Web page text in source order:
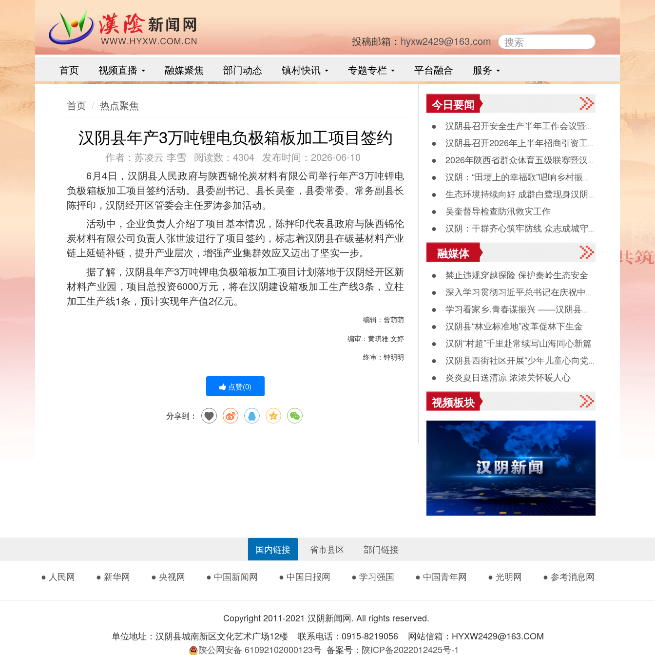
投稿邮箱： hyxw2429@163.com
首页 视频直播 融媒聚焦 部门动态 镇村快讯 专题专栏 平台融合 服务
首页 热点聚焦
汉阴县年产3万吨锂电负极箱板加工项目签约
作者：苏凌云 李雪 阅读数：4304 发布时间：2026-06-10
6月4日，汉阴县人民政府与陕西锦伦炭材料有限公司举行年产3万吨锂电
负极箱板加工项目签约活动。县委副书记、县长吴奎，县委常委、常务副县长
陈抨印，汉阴经开区管委会主任罗涛参加活动。
活动中，企业负责人介绍了项目基本情况，陈抨印代表县政府与陕西锦伦
炭材料有限公司负责人张世波进行了项目签约，标志着汉阴县在碳基材料产业
链上延链补链，提升产业层次，增强产业集群效应又迈出了坚实一步。
据了解，汉阴县年产3万吨锂电负极箱板加工项目计划落地于汉阴经开区新
材料产业园，项目总投资6000万元，将在汉阴建设箱板加工生产线3条，立柱
加工生产线1条，预计实现年产值2亿元。
编辑：曾萌萌
编审：黄琪雅 文婷
终审：钟明明
点赞(0)
分享到：
今日要闻
● 汉阴县召开安全生产半年工作会议暨县
食品药品安全委员会全体会议
● 汉阴县召开2026年上半年招商引资工
作晾晒会（党群、中省驻汉部门）
● 2026年陕西省群众体育五级联赛暨汉
阴县第十二届“能量金徽·文峰杯”双拥篮球赛
落幕
● 汉阴：“田埂上的幸福歌”唱响乡村振
兴“好声音”
● 生态环境持续向好 成群白鹭现身汉阴
月河觅食
● 吴奎督导检查防汛救灾工作
● 汉阴：干群齐心筑牢防线 众志成城守
护平安度汛
融媒体
● 禁止违规穿越探险 保护秦岭生态安全
● 深入学习贯彻习近平总书记在庆祝中国
共产党成立105周年大会上重要讲话系列述
评之八
● 学习看家乡.青春谋振兴 ——汉阴县城
关镇组织返乡大学生看家乡、献良策、助发
展活动
● 汉阴县“林业标准地”改革促林下生金
● 汉阴“村超”千里赴常续写山海同心新篇
● 汉阴县西街社区开展“少年儿童心向党
诵读启智伴成长”主题活动
● 炎炎夏日送清凉 浓浓关怀暖人心
视频板块
国内链接 省市县区 部门链接
● 人民网 ● 新华网 ● 央视网 ● 中国新闻网 ● 中国日报网 ● 学习强国 ● 中国青年网 ● 光明网 ● 参考消息网
Copyright 2011-2021 汉阴新闻网. All rights reserved.
单位地址：汉阴县城南新区文化艺术广场12楼 联系电话：0915-8219056 网站信箱：HYXW2429@163.COM
陕公网安备 61092102000123号 备案号： 陕ICP备2022012425号-1